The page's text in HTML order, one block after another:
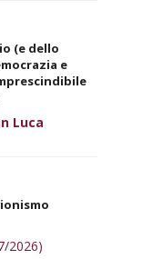
(e dello
e
Luca
2026)